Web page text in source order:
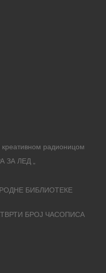
радионицом
ЗА ЛЕД „
БИБЛИОТЕКЕ
БРОЈ ЧАСОПИСА